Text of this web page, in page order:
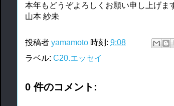
本年もどうぞよろしくお願い申し上げま
山本 紗未
投稿者 yamamoto 時刻: 9:08
ラベル: C20.エッセイ
0 件のコメント: